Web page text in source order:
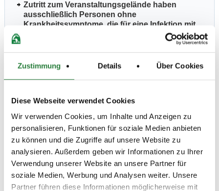
Zustimmung Details Über Cookies
Diese Webseite verwendet Cookies
Wir verwenden Cookies, um Inhalte und Anzeigen zu
personalisieren, Funktionen für soziale Medien anbieten
zu können und die Zugriffe auf unsere Website zu
analysieren. Außerdem geben wir Informationen zu Ihrer
Verwendung unserer Website an unsere Partner für
soziale Medien, Werbung und Analysen weiter. Unsere
Partner führen diese Informationen möglicherweise mit
Zutritt zum Veranstaltungsgelände haben
ausschließlich Personen ohne
Krankheitssymptome, die für eine Infektion mit
Maskenpflicht in geschlossenen Räumen und
anderen ausgewiesenen Bereichen.
Unter www.nennung-online.de -
Veranstalters - ist ein Formular
Formular ist Bestandteil der
Nennung/Ausschreibung undMUSS zwingend
allen Personen (Teilnehmer, Begleiter, Trainer,
Zuschauer) ausgefüllt, unterschrieben und bei
Betreten des Turniergeländes (Anreise) an der
Eingangskontrolle abgegeben werden. Ohne
Vorlage dieses Formulars ist kein Start/betreten der
Anlage möglich. Hier erfolgt dann ggf. die Ausgabe
der Tagesbänder sowie ggf. Mund-/Nasenschutz.